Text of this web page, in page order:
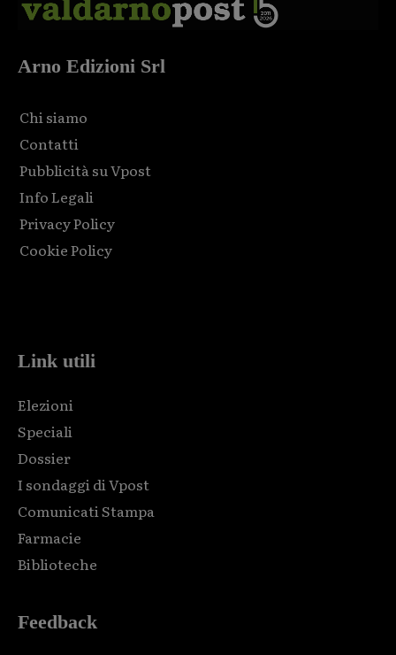
Arno Edizioni Srl
Chi siamo
Contatti
Pubblicità su Vpost
Info Legali
Privacy Policy
Cookie Policy
Link utili
Elezioni
Speciali
Dossier
I sondaggi di Vpost
Comunicati Stampa
Farmacie
Biblioteche
Feedback